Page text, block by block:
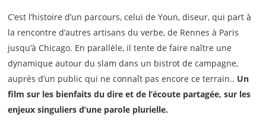
C’est l’histoire d’un parcours, celui de Youn, diseur, qui part à
la rencontre d’autres artisans du verbe, de Rennes à Paris
jusqu’à Chicago. En parallèle, il tente de faire naître une
dynamique autour du slam dans un bistrot de campagne,
auprès d’un public qui ne connaît pas encore ce terrain.. Un
film sur les bienfaits du dire et de l’écoute partagée, sur les
enjeux singuliers d’une parole plurielle.